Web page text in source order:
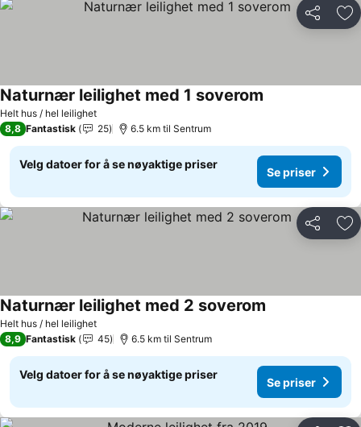
Del
Helt hus / hel leilighet
Naturnær leilighet med 1 soverom
8,8 Fantastisk 25 6.5 km til Sentrum
Velg datoer for å se nøyaktige priser
Se priser
Del
Helt hus / hel leilighet
Naturnær leilighet med 2 soverom
8,9 Fantastisk 45 6.5 km til Sentrum
Velg datoer for å se nøyaktige priser
Se priser